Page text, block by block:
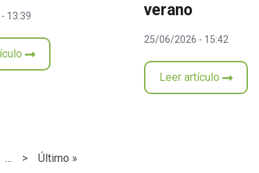
13:39
verano
25/06/2026 - 15:42
Leer artículo
…
Siguiente página
>
Última página
Último »